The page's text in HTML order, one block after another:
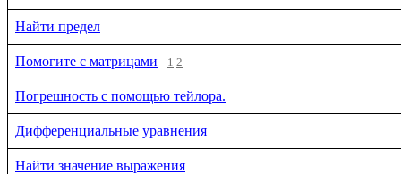
Найти предел
Помогите с матрицами 1 2
Погрешность с помощью тейлора.
Дифференциальные уравнения
Найти значение выражения